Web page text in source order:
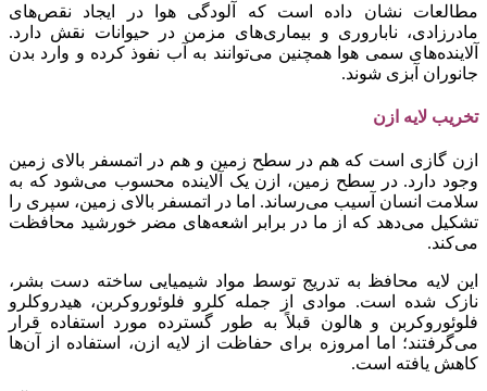
مطالعات نشان داده است که آلودگی هوا در ایجاد نقص‌های
مادرزادی، ناباروری و بیماری‌های مزمن در حیوانات نقش دارد.
آلاینده‌های سمی هوا همچنین می‌توانند به آب نفوذ کرده و وارد بدن
جانوران آبزی شوند.
تخریب لایه ازن
ازن گازی است که هم در سطح زمین و هم در اتمسفر بالای زمین
وجود دارد. در سطح زمین، ازن یک آلاینده محسوب می‌شود که به
سلامت انسان آسیب می‌رساند. اما در اتمسفر بالای زمین، سپری را
تشکیل می‌دهد که از ما در برابر اشعه‌های مضر خورشید محافظت
می‌کند.
این لایه محافظ به تدریج توسط مواد شیمیایی ساخته دست بشر،
نازک شده است. موادی از جمله کلرو فلوئوروکربن، هیدروکلرو
فلوئوروکربن و هالون قبلاً به طور گسترده مورد استفاده قرار
می‌گرفتند؛ اما امروزه برای حفاظت از لایه ازن، استفاده از آن‌ها
کاهش یافته است.